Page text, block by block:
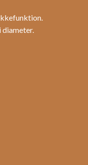
diameter.